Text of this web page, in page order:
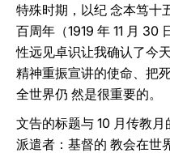
特殊时期，以纪 念本笃十
百周年（1919 年 11 月 30
性远见卓识让我确认了今
精神重振宣讲的使命、把
全世界仍 然是很重要的。
文告的标题与 10 月传教
派遣者：基督的 教会在世